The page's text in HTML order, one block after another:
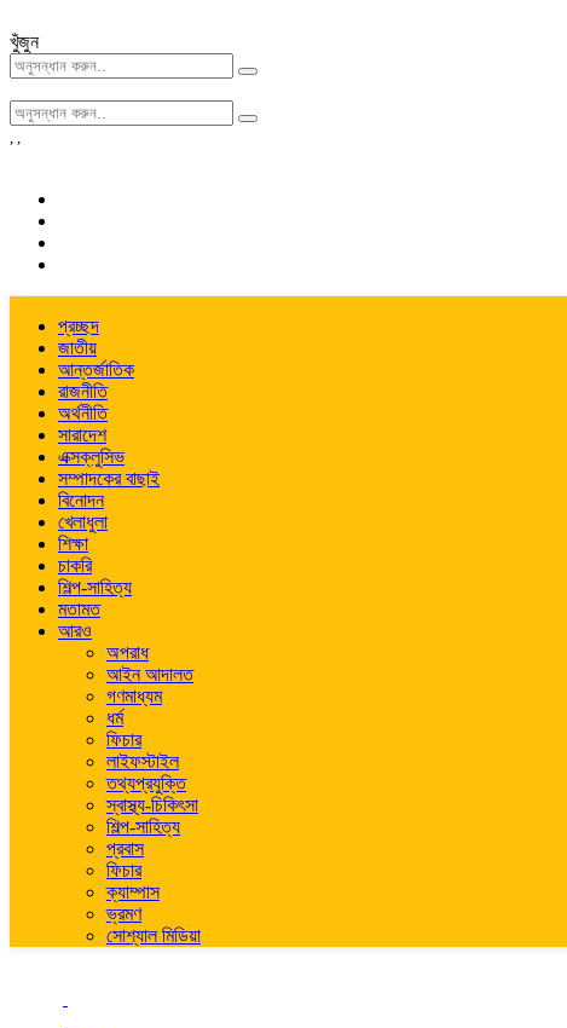
খুঁজুন
, ,
প্রচ্ছদ
জাতীয়
আন্তর্জাতিক
রাজনীতি
অর্থনীতি
সারাদেশ
এক্সক্লুসিভ
সম্পাদকের বাছাই
বিনোদন
খেলাধুলা
শিক্ষা
চাকরি
শিল্প-সাহিত্য
মতামত
আরও
অপরাধ
আইন আদালত
গণমাধ্যম
ধর্ম
ফিচার
লাইফস্টাইল
তথ্যপ্রযুক্তি
স্বাস্থ্য-চিকিৎসা
শিল্প-সাহিত্য
প্রবাস
ফিচার
ক্যাম্পাস
ভ্রমণ
সোশ্যাল মিডিয়া